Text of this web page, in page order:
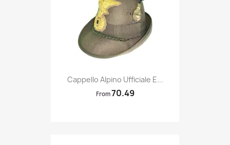
 Quick view
Cappello Alpino Ufficiale E...
From70.49